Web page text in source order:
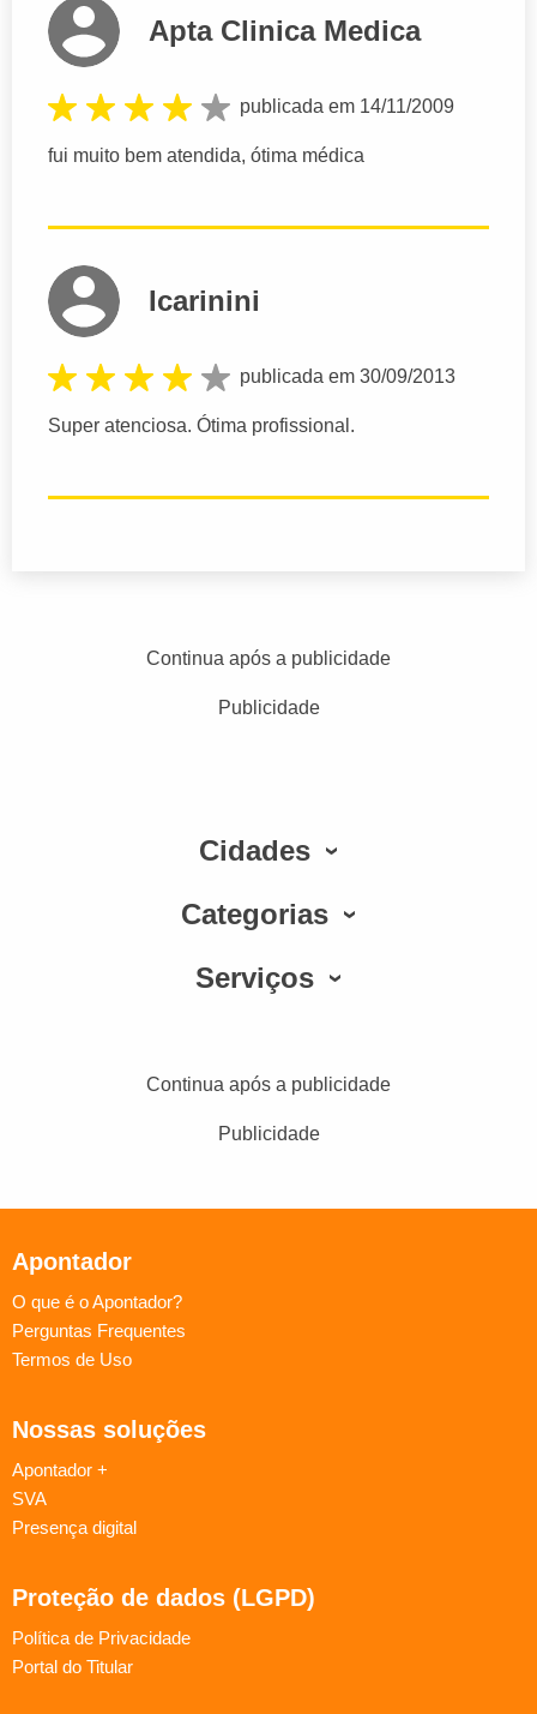
Apta Clinica Medica
publicada em 14/11/2009
fui muito bem atendida, ótima médica
Icarinini
publicada em 30/09/2013
Super atenciosa. Ótima profissional.
Continua após a publicidade
Publicidade
Cidades
Categorias
Serviços
Continua após a publicidade
Publicidade
Apontador
O que é o Apontador?
Perguntas Frequentes
Termos de Uso
Nossas soluções
Apontador +
SVA
Presença digital
Proteção de dados (LGPD)
Política de Privacidade
Portal do Titular